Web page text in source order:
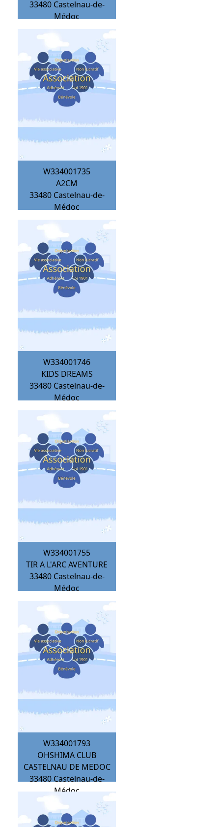
33480 Castelnau-de-
Médoc
W334001735
A2CM
33480 Castelnau-de-
Médoc
W334001746
KIDS DREAMS
33480 Castelnau-de-
Médoc
W334001755
TIR A L'ARC AVENTURE
33480 Castelnau-de-
Médoc
W334001793
OHSHIMA CLUB
CASTELNAU DE MEDOC
33480 Castelnau-de-
Médoc